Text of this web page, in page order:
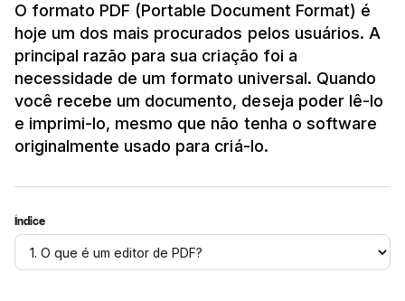
O formato PDF (Portable Document Format) é
hoje um dos mais procurados pelos usuários. A
principal razão para sua criação foi a
necessidade de um formato universal. Quando
você recebe um documento, deseja poder lê-lo
e imprimi-lo, mesmo que não tenha o software
originalmente usado para criá-lo.
Índice